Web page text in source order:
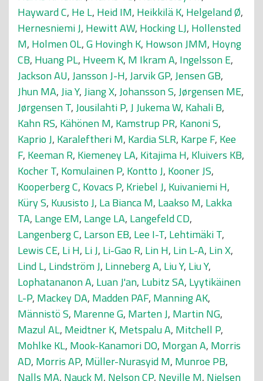
Hayward C, He L, Heid IM, Heikkilä K, Helgeland Ø,
Hernesniemi J, Hewitt AW, Hocking LJ, Hollensted
M, Holmen OL,G Hovingh K, Howson JMM, Hoyng
CB, Huang PL, Hveem K, M Ikram A, Ingelsson E,
Jackson AU,Jansson J-H,Jarvik GP,Jensen GB,
Jhun MA,Jia Y,Jiang X,Johansson S,Jørgensen ME,
Jørgensen T,Jousilahti P,J Jukema W, Kahali B,
Kahn RS, Kähönen M, Kamstrup PR, Kanoni S,
Kaprio J, Karaleftheri M, Kardia SLR, Karpe F, Kee
F, Keeman R, Kiemeney LA, Kitajima H, Kluivers KB,
Kocher T, Komulainen P, Kontto J, Kooner JS,
Kooperberg C, Kovacs P, Kriebel J, Kuivaniemi H,
Küry S, Kuusisto J, La Bianca M, Laakso M, Lakka
TA, Lange EM, Lange LA, Langefeld CD,
Langenberg C, Larson EB, Lee I-T, Lehtimäki T,
Lewis CE, Li H, Li J, Li-Gao R, Lin H, Lin L-A, Lin X,
Lind L, Lindström J, Linneberg A, Liu Y, Liu Y,
Lophatananon A, Luan J'an, Lubitz SA, Lyytikäinen
L-P, Mackey DA, Madden PAF, Manning AK,
Männistö S, Marenne G, Marten J, Martin NG,
Mazul AL, Meidtner K, Metspalu A, Mitchell P,
Mohlke KL, Mook-Kanamori DO, Morgan A, Morris
AD, Morris AP, Müller-Nurasyid M, Munroe PB,
Nalls MA, Nauck M, Nelson CP, Neville M, Nielsen